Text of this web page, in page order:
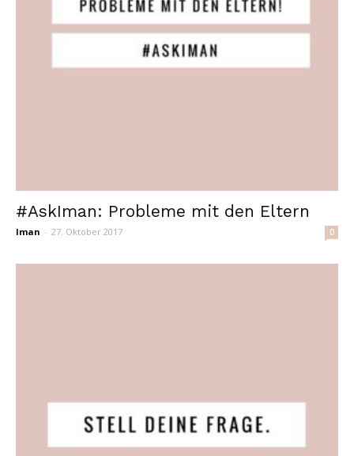
#AskIman: Probleme mit den Eltern
Iman - 27. Oktober 2017 0